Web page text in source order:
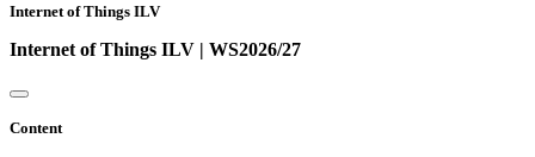
Internet of Things ILV
Internet of Things ILV | WS2026/27
Content